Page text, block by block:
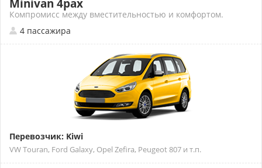
Minivan 4pax
Компромисс между вместительностью и комфортом.
4 пассажира
Перевозчик: Kiwi
VW Touran, Ford Galaxy, Opel Zefira, Peugeot 807 и т.п.